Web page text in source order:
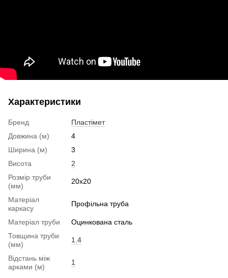
Характеристики
Бренд
Пластімет
Довжина (м)
4
Ширина (м)
3
Висота
2
Розмір труби
(мм)
20x20
Матеріал
каркасу
Профільна труба
Матеріал труби
Оцинкована сталь
Товщина труби
(мм)
1.4
Відстань між
арками (м)
1